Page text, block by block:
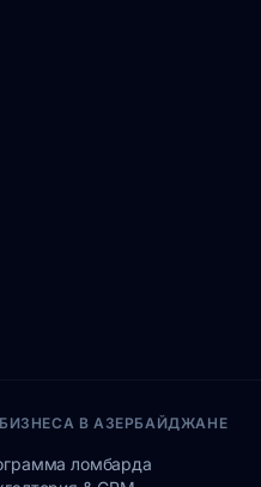
В АЗЕРБАЙДЖАНЕ
ломбарда